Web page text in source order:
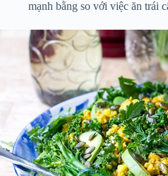
mạnh bằng so với việc ăn trái